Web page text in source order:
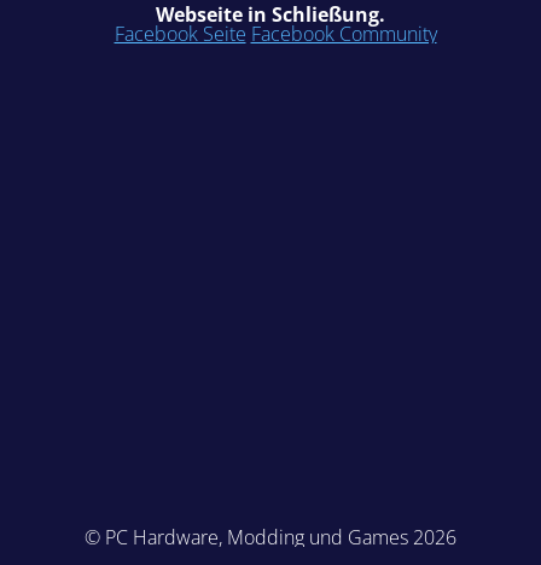
Webseite in Schließung.
Facebook Seite Facebook Community
© PC Hardware, Modding und Games 2026